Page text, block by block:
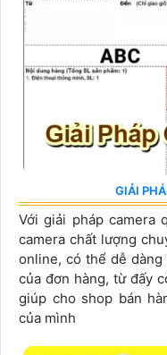
GIẢI
Với giải pháp camera
camera chất lượng
online, có thể dễ
của đơn hàng, từ đấy
giúp cho shop bán
của mình